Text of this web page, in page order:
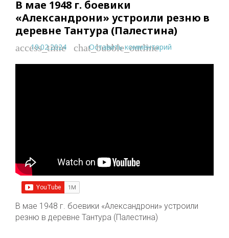
В мае 1948 г. боевики
«Александрони» устроили резню в
деревне Тантура (Палестина)
access_time
19.02.2024 chat_bubble_outline
Оставить комментарий
В мае 1948 г. боевики «Александрони» устроили
резню в деревне Тантура (Палестина)